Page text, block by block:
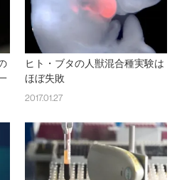
ヒト・ブタの人獣混合種実験は
ほぼ失敗
2017.01.27